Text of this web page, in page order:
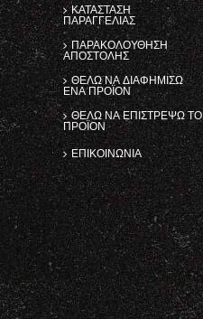
ΚΑΤΆΣΤΑΣΗ
ΠΑΡΑΓΓΕΛΊΑΣ
ΠΑΡΑΚΟΛΟΎΘΗΣΗ
ΑΠΟΣΤΟΛΉΣ
ΘΈΛΩ ΝΑ ΔΙΑΦΗΜΊΣΩ
ΈΝΑ ΠΡΟΪΌΝ
ΘΈΛΩ ΝΑ ΕΠΙΣΤΡΈΨΩ ΤΟ
ΠΡΟΪΌΝ
ΕΠΙΚΟΙΝΩΝΊΑ